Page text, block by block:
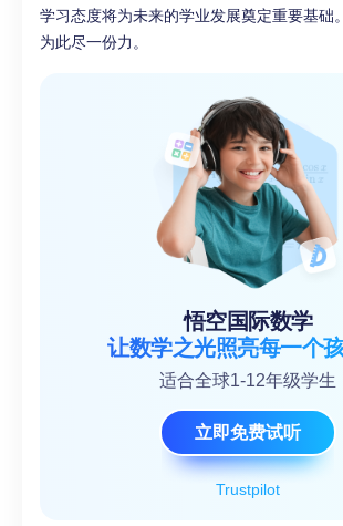
学习态度将为未来的学业发展奠定重要基础
为此尽一份力。
Trustpilot
悟空国际数学
让数学之光照亮每一个孩
适合全球1-12年级学生
立即免费试听